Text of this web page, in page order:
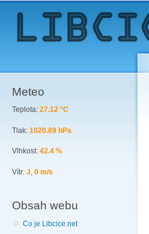
Meteo
Teplota: 27.12 °C
Tlak: 1020.89 hPa
Vlhkost: 42.4 %
Vítr: J, 0 m/s
Obsah webu
Co je Libcice.net